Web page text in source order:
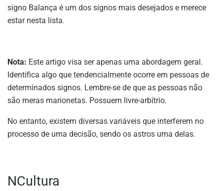
signo Balança é um dos signos mais desejados e merece
estar nesta lista.
Nota: Este artigo visa ser apenas uma abordagem geral.
Identifica algo que tendencialmente ocorre em pessoas de
determinados signos. Lembre-se de que as pessoas não
são meras marionetas. Possuem livre-arbítrio.
No entanto, existem diversas variáveis que interferem no
processo de uma decisão, sendo os astros uma delas.
NCultura